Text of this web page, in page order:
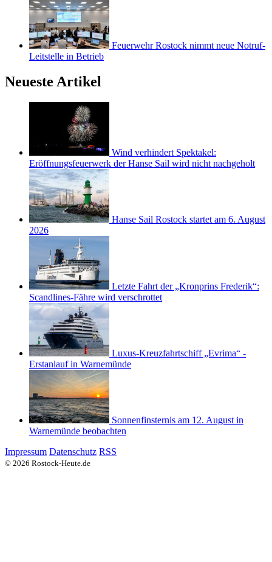
Feuerwehr Rostock nimmt neue Notruf-
Leitstelle in Betrieb
Neueste Artikel
Wind verhindert Spektakel:
Eröffnungsfeuerwerk der Hanse Sail wird nicht nachgeholt
Hanse Sail Rostock startet am 6. August
2026
Letzte Fahrt der „Kronprins Frederik“:
Scandlines-Fähre wird verschrottet
Luxus-Kreuzfahrtschiff „Evrima“ -
Erstanlauf in Warnemünde
Sonnenfinsternis am 12. August in
Warnemünde beobachten
Impressum Datenschutz RSS
© 2026 Rostock-Heute.de